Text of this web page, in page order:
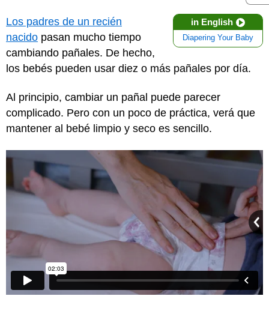
in English
Diapering Your Baby
Los padres de un recién
nacido pasan mucho tiempo
cambiando pañales. De hecho,
los bebés pueden usar diez o más pañales por día.
Al principio, cambiar un pañal puede parecer
complicado. Pero con un poco de práctica, verá que
mantener al bebé limpio y seco es sencillo.